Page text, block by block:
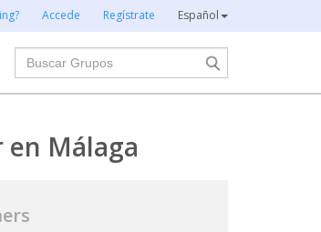
Accede Regístrate Español
Buscar
en Málaga